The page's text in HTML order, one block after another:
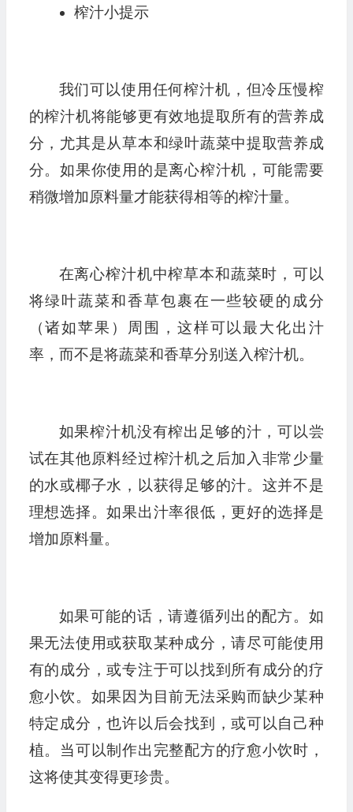
榨汁小提示
我们可以使用任何榨汁机，但冷压慢榨
的榨汁机将能够更有效地提取所有的营养成
分，尤其是从草本和绿叶蔬菜中提取营养成
分。如果你使用的是离心榨汁机，可能需要
稍微增加原料量才能获得相等的榨汁量。
在离心榨汁机中榨草本和蔬菜时，可以
将绿叶蔬菜和香草包裹在一些较硬的成分
（诸如苹果）周围，这样可以最大化出汁
率，而不是将蔬菜和香草分别送入榨汁机。
如果榨汁机没有榨出足够的汁，可以尝
试在其他原料经过榨汁机之后加入非常少量
的水或椰子水，以获得足够的汁。这并不是
理想选择。如果出汁率很低，更好的选择是
增加原料量。
如果可能的话，请遵循列出的配方。如
果无法使用或获取某种成分，请尽可能使用
有的成分，或专注于可以找到所有成分的疗
愈小饮。如果因为目前无法采购而缺少某种
特定成分，也许以后会找到，或可以自己种
植。当可以制作出完整配方的疗愈小饮时，
这将使其变得更珍贵。